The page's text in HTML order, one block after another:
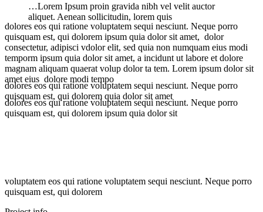
…Lorem Ipsum proin gravida nibh vel velit auctor
aliquet. Aenean sollicitudin, lorem quis
dolores eos qui ratione voluptatem sequi nesciunt. Neque porro
quisquam est, qui dolorem ipsum quia dolor sit amet, dolor
consectetur, adipisci vdolor elit, sed quia non numquam eius modi
temporm ipsum quia dolor sit amet, a incidunt ut labore et dolore
magnam aliquam quaerat volup dolor ta tem. Lorem ipsum dolor sit
amet eius dolore modi tempo
dolores eos qui ratione voluptatem sequi nesciunt. Neque porro
quisquam est, qui dolorem quia dolor sit amet
dolores eos qui ratione voluptatem sequi nesciunt. Neque porro
quisquam est, qui dolorem ipsum quia dolor sit
voluptatem eos qui ratione voluptatem sequi nesciunt. Neque porro
quisquam est, qui dolorem